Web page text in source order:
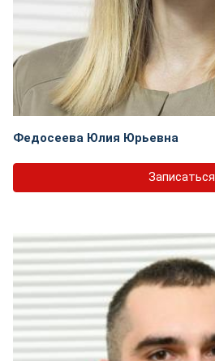
Федосеева Юлия Юрьевна
Записаться